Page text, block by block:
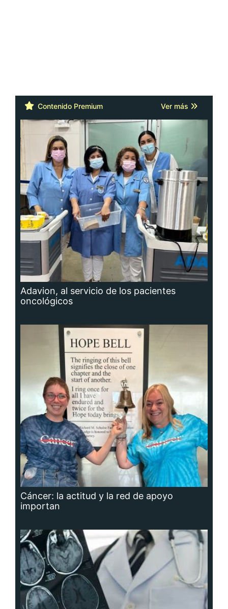
Contenido Premium Ver más
Adavion, al servicio de los pacientes
oncológicos
Cáncer: la actitud y la red de apoyo
importan